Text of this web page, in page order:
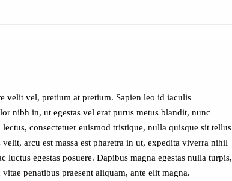
velit vel, pretium at pretium. Sapien leo id iaculis
nibh in, ut egestas vel erat purus metus blandit, nunc
consectetuer euismod tristique, nulla quisque sit tellus
arcu est massa est pharetra in ut, expedita viverra nihil
egestas posuere. Dapibus magna egestas nulla turpis,
penatibus praesent aliquam, ante elit magna.